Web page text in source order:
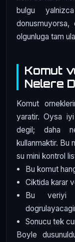
bulgu
donusmuyorsa,
olgunluga tam
Komut
Nelere
Komut
yaratir. Oysa
degil; daha
kullanmaktir. Bu
su mini kontrol
Bu komut
Ciktida karar
Bu veriyi
Sonucu tek
Boyle